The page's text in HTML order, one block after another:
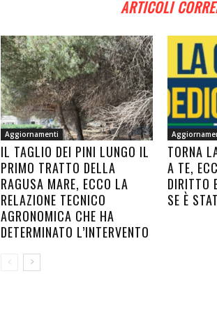
ARTICOLI
Aggiornamenti
IL TAGLIO DEI PINI LUNGO IL
PRIMO TRATTO DELLA
RAGUSA MARE, ECCO LA
RELAZIONE TECNICO
AGRONOMICA CHE HA
DETERMINATO L’INTERVENTO
TORNA
A TE,
DIRITTO
SE È